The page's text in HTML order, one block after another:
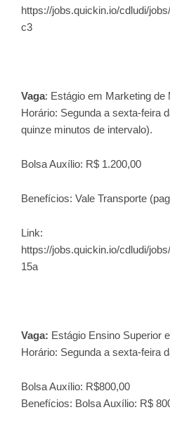
https://jobs.quickin.io/cdludi/
c3
Vaga: Estágio em Marketing de
Horário: Segunda a sexta-feira
quinze minutos de intervalo).
Bolsa Auxílio: R$ 1.200,00
Benefícios: Vale Transporte
Link:
https://jobs.quickin.io/cdludi/
15a
Vaga: Estágio Ensino Superior
Horário: Segunda a sexta-feira
Bolsa Auxílio: R$800,00
Benefícios: Bolsa Auxílio: R$